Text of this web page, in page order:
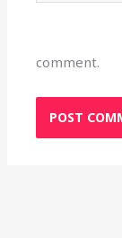
comment.